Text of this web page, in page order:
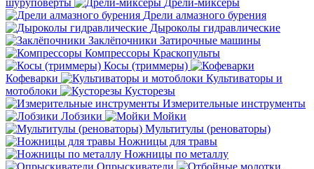
шуруповёрты
Дрели-миксеры
Дрели алмазного бурения
Дыроколы гидравлические
Заклёпочники Затирочные машины
Компрессоры Краскопульты
Косы (триммеры)
Кофеварки
Культиваторы и
мотоблоки
Кусторезы
Измерительные инструменты
Лобзики
Мойки
Мультитулы (реноваторы)
Ножницы для травы
Ножницы по металлу
Опрыскиватели